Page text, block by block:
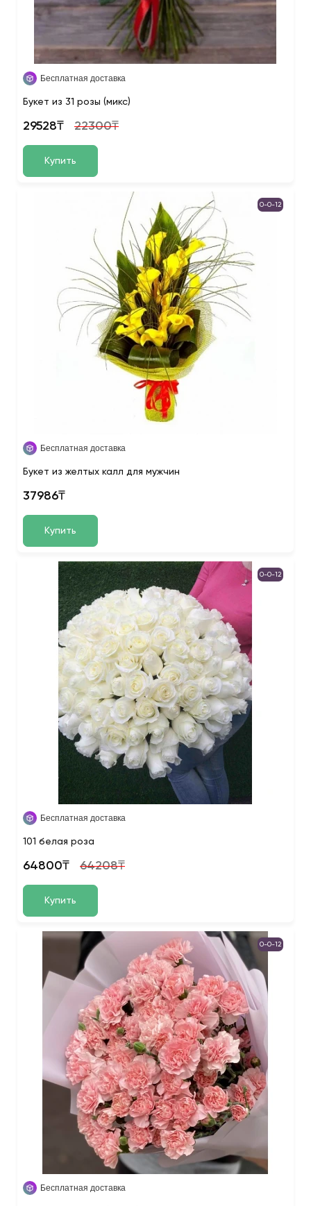
Бесплатная доставка
Букет из 31 розы (микс)
29528₸ 22300₸
Купить
0-0-12
Бесплатная доставка
Букет из желтых калл для мужчин
37986₸
Купить
0-0-12
Бесплатная доставка
101 белая роза
64800₸ 64208₸
Купить
0-0-12
Бесплатная доставка